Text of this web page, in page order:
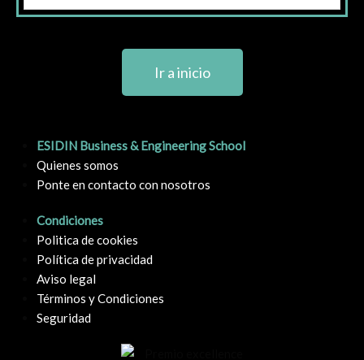
Ir a inicio
ESIDIN Business & Engineering School
Quienes somos
Ponte en contacto con nosotros
Condiciones
Politica de cookies
Política de privacidad
Aviso legal
Términos y Condiciones
Seguridad